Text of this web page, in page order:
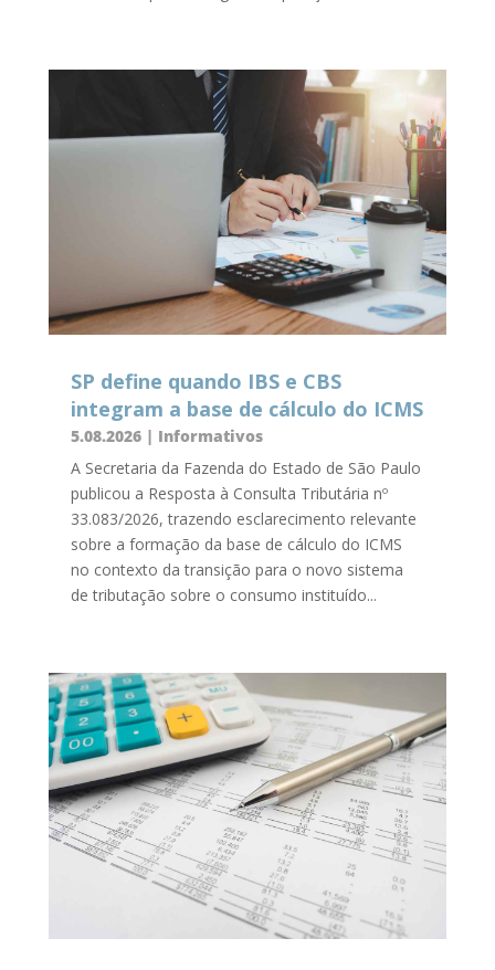
SP define quando IBS e CBS
integram a base de cálculo do ICMS
5.08.2026| Informativos
A Secretaria da Fazenda do Estado de São Paulo
publicou a Resposta à Consulta Tributária nº
33.083/2026, trazendo esclarecimento relevante
sobre a formação da base de cálculo do ICMS
no contexto da transição para o novo sistema
de tributação sobre o consumo instituído...